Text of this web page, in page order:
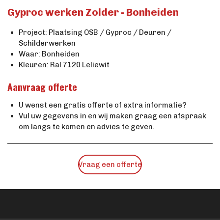
Gyproc werken Zolder - Bonheiden
Project: Plaatsing OSB / Gyproc / Deuren /
Schilderwerken
Waar: Bonheiden
Kleuren: Ral 7120 Leliewit
Aanvraag offerte
U wenst een gratis offerte of extra informatie?
Vul uw gegevens in en wij maken graag een afspraak
om langs te komen en advies te geven.
Vraag een offerte